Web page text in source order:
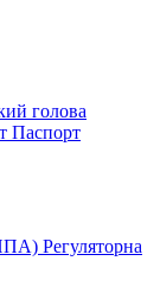
голова
Паспорт
Регуляторна